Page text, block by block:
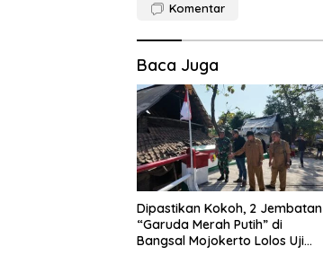
Komentar
Baca Juga
Dipastikan Kokoh, 2 Jembatan
“Garuda Merah Putih” di
Bangsal Mojokerto Lolos Uji